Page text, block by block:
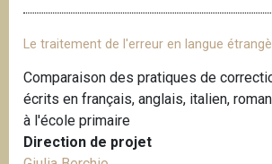
Le traitement de l'erreur en langue
Comparaison des pratiques de
écrits en français, anglais, italien,
à l'école primaire
Direction de projet